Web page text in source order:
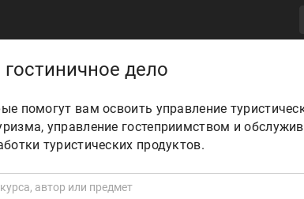
дело
помогут вам освоить управление
управление гостеприимством и
туристических продуктов.